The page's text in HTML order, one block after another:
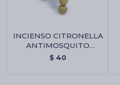
INCIENSO CITRONELLA
ANTIMOSQUITO
SAGRADA MADRE -
$ 40